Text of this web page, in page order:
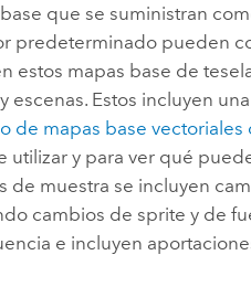
que se suministran
predeterminado pueden
estos mapas base de
escenas. Estos incluyen
de mapas base vectoriales
y para ver qué
de muestra se incluyen
cambios de sprite y de
e incluyen